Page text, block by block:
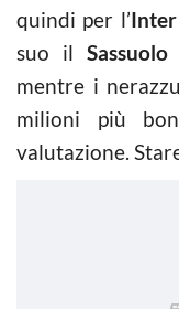
quindi per l’Inter
suo ilSassuolo
mentre i
milioni più
valutazione.